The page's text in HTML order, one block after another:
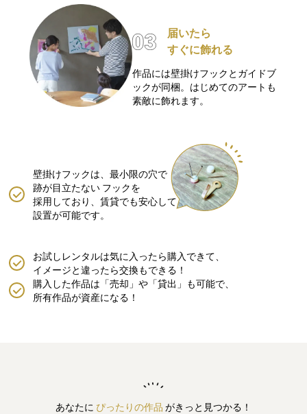
届いたら
すぐに飾れる
作品には壁掛けフックとガイドブ
ックが同梱。はじめてのアートも
素敵に飾れます。
壁掛けフックは、最小限の穴で
跡が目立たない フックを
採用しており、賃貸でも安心して
設置が可能です。
購入した作品は「売却」や「貸出」も可能で、
所有作品が資産になる！
お試しレンタルは気に入ったら購入できて、
イメージと違ったら交換もできる！
あなたに ぴったりの作品 がきっと見つかる！